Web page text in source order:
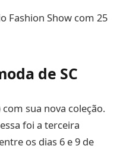
Fashion Show com 25
de SC
sua nova coleção.
foi a terceira
entre os dias 6 e 9 de